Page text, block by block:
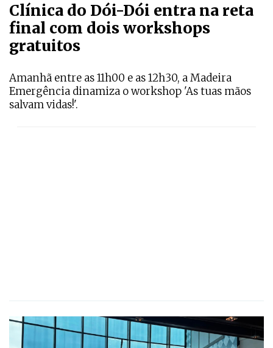
Clínica do Dói-Dói entra na reta
final com dois workshops
gratuitos
Amanhã entre as 11h00 e as 12h30, a Madeira
Emergência dinamiza o workshop 'As tuas mãos
salvam vidas!'.